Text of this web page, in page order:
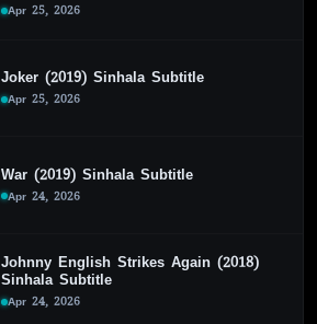
Apr 25, 2026
Joker (2019) Sinhala Subtitle
Apr 25, 2026
War (2019) Sinhala Subtitle
Apr 24, 2026
Johnny English Strikes Again (2018)
Sinhala Subtitle
Apr 24, 2026